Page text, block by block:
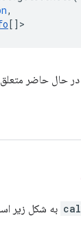
,
[] >
حاضر متعلق
به شکل زیر